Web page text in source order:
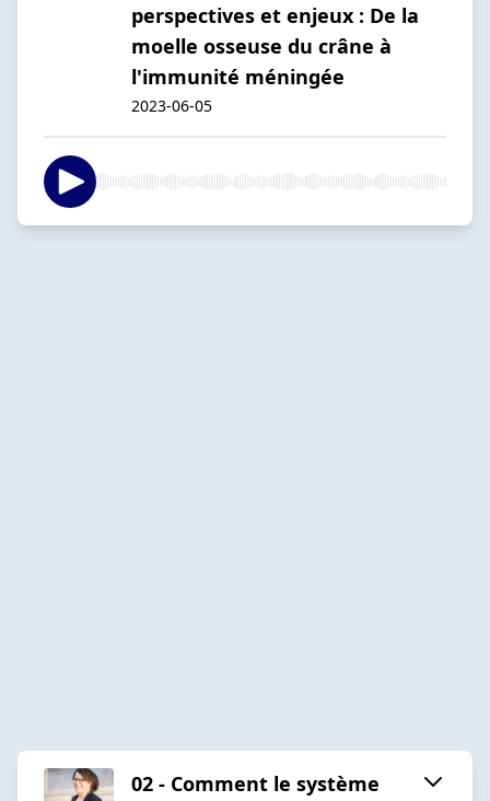
perspectives et enjeux : De la
moelle osseuse du crâne à
l'immunité méningée
2023-06-05
02 - Comment le système